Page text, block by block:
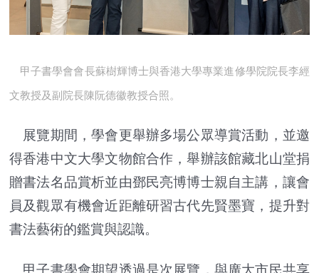
甲子書學會會長蘇樹輝博士與香港大學專業進修學院院長李經
文教授及副院長陳阮德徽教授合照。
展覽期間，學會更舉辦多場公眾導賞活動，並邀
得香港中文大學文物館合作，舉辦該館藏北山堂捐
贈書法名品賞析並由鄧民亮博博士親自主講，讓會
員及觀眾有機會近距離研習古代先賢墨寶，提升對
書法藝術的鑑賞與認識。
甲子書學會期望透過是次展覽，與廣大市民共享